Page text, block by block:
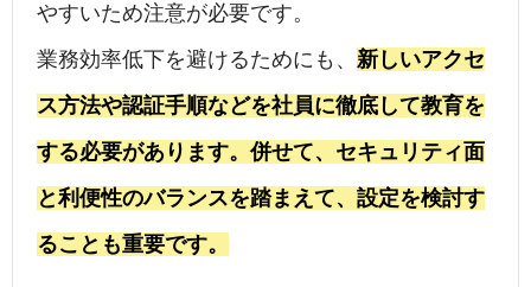
やすいため注意が必要です。
業務効率低下を避けるためにも、 新しいアクセ
ス方法や認証手順などを社員に徹底して教育を
する必要があります。併せて、セキュリティ面
と利便性のバランスを踏まえて、設定を検討す
ることも重要です。